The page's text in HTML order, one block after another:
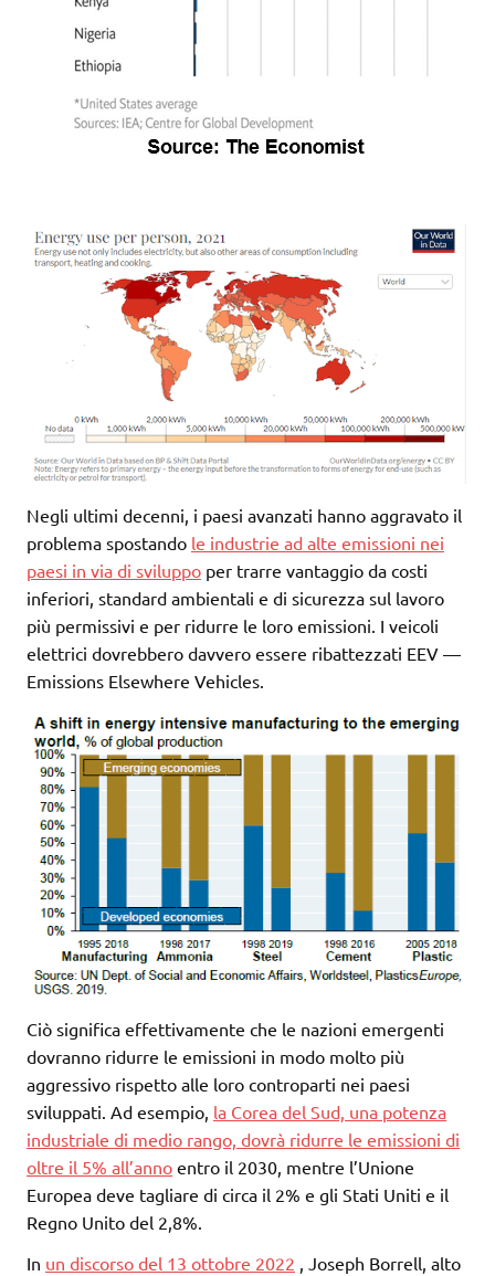
Negli ultimi decenni, i paesi avanzati hanno aggravato il
problema spostando le industrie ad alte emissioni nei
paesi in via di sviluppo per trarre vantaggio da costi
inferiori, standard ambientali e di sicurezza sul lavoro
più permissivi e per ridurre le loro emissioni. I veicoli
elettrici dovrebbero davvero essere ribattezzati EEV —
Emissions Elsewhere Vehicles.
Ciò significa effettivamente che le nazioni emergenti
dovranno ridurre le emissioni in modo molto più
aggressivo rispetto alle loro controparti nei paesi
sviluppati. Ad esempio, la Corea del Sud, una potenza
industriale di medio rango, dovrà ridurre le emissioni di
oltre il 5% all’anno entro il 2030, mentre l’Unione
Europea deve tagliare di circa il 2% e gli Stati Uniti e il
Regno Unito del 2,8%.
In un discorso del 13 ottobre 2022 , Joseph Borrell, alto